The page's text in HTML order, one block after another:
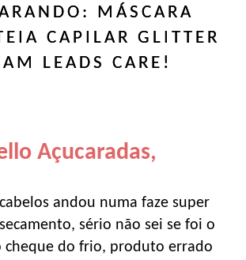
MÁSCARA
CAPILAR GLITTER
LEADS CARE!
Açucaradas,
andou numa faze super
sério não sei se foi o
cheque do frio, produto errado